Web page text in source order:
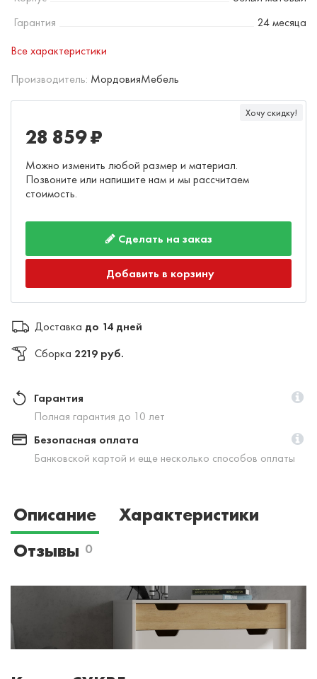
Гарантия
24 месяца
Все характеристики
Производитель: МордовияМебель
Хочу скидку!
28 859 ₽
Можно изменить любой размер и материал.
Позвоните или напишите нам и мы рассчитаем
стоимость.
Сделать на заказ
Добавить в корзину
Доставка до 14 дней
Сборка 2219 руб.
Гарантия
Полная гарантия до 10 лет
Безопасная оплата
Банковской картой и еще несколько способов оплаты
Описание
Характеристики
Отзывы 0